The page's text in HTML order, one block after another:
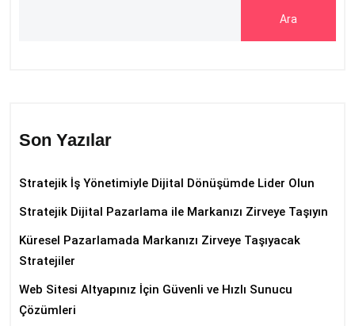
Ara
Son Yazılar
Stratejik İş Yönetimiyle Dijital Dönüşümde Lider Olun
Stratejik Dijital Pazarlama ile Markanızı Zirveye Taşıyın
Küresel Pazarlamada Markanızı Zirveye Taşıyacak
Stratejiler
Web Sitesi Altyapınız İçin Güvenli ve Hızlı Sunucu
Çözümleri